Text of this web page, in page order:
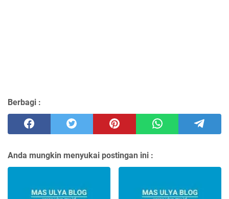
Berbagi :
Anda mungkin menyukai postingan ini :